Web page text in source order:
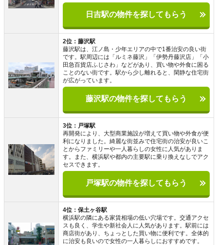
日吉駅の物件を探してもらう
2位：藤沢駅
藤沢駅は、江ノ島・少年エリアの中で1番治安の良い街
です。駅周辺には「ルミネ藤沢」「伊勢丹藤沢店」「小
田急百貨店ふじさわ」などがあり、買い物や外食に困る
ことのない街です。駅から少し離れると、閑静な住宅街
が広がっています。
藤沢駅の物件を探してもらう
3位：戸塚駅
再開発により、大型商業施設が増えて買い物や外食が便
利になりました。綺麗な街並みで住宅街の治安が良いこ
とからファミリーや一人暮らしの女性に人気がありま
す。また、横浜駅や都内の主要駅に乗り換えなしでアク
セスできます。
戸塚駅の物件を探してもらう
4位：保土ヶ谷駅
横浜駅の隣にある家賃相場の低い穴場です。交通アクセ
スも良く、学生や新社会人に人気があります。駅前には
商店街があり、ちょっとした買い物に便利です。全体的
に治安も良いので女性の一人暮らしにおすすめです。